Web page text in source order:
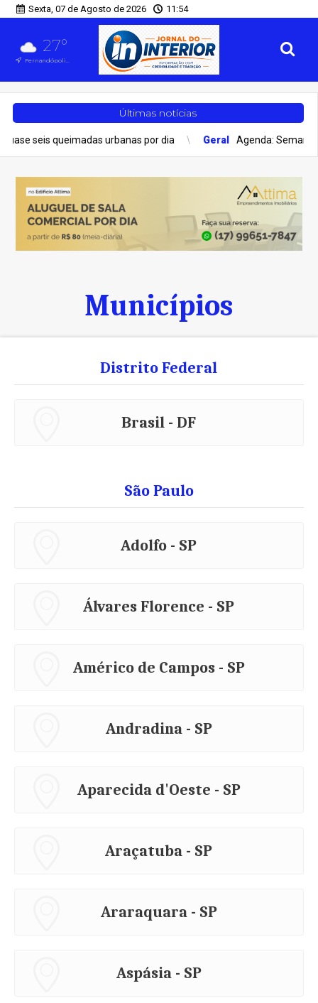
Sexta, 07 de Agosto de 2026 11:54
27°
Fernandópolis, SP
Últimas notícias
urbanas por dia Geral Agenda: Semana na ALEMS tem
Municípios
Distrito Federal
Brasil - DF
São Paulo
Adolfo - SP
Álvares Florence - SP
Américo de Campos - SP
Andradina - SP
Aparecida d'Oeste - SP
Araçatuba - SP
Araraquara - SP
Aspásia - SP